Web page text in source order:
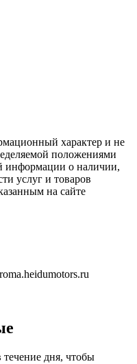
характер и не
положениями
информации о наличии,
услуг и товаров
на сайте
дня, чтобы